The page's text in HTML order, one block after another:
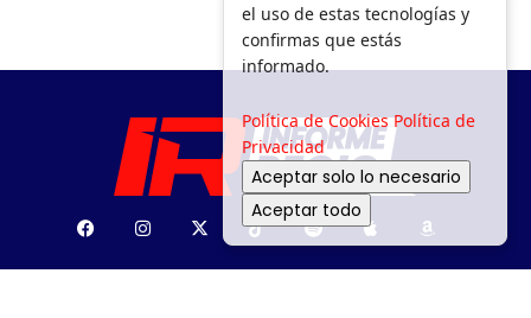
el uso de estas tecnologías y
confirmas que estás
informado.
Política de Cookies Política de
Privacidad
Aceptar solo lo necesario
Aceptar todo